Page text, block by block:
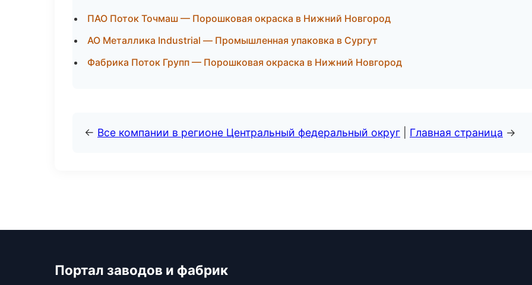
ПАО Поток Точмаш — Порошковая окраска в Нижний Новгород
АО Металлика Industrial — Промышленная упаковка в Сургут
Фабрика Поток Групп — Порошковая окраска в Нижний Новгород
← Все компании в регионе Центральный федеральный округ Главная страница →
Портал заводов и фабрик